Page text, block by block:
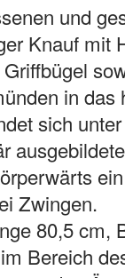
und
Knauf mit
in das
sich
Zwingen.
80,5 cm,
Bereich